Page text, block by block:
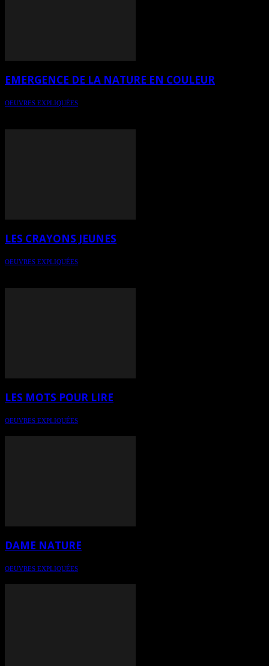
EMERGENCE DE LA NATURE EN COULEUR
OEUVRES EXPLIQUÉES
LES CRAYONS JEUNES
OEUVRES EXPLIQUÉES
LES MOTS POUR LIRE
OEUVRES EXPLIQUÉES
DAME NATURE
OEUVRES EXPLIQUÉES